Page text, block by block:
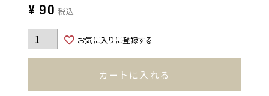
¥ 90 税込
お気に入りに登録する
カートに入れる